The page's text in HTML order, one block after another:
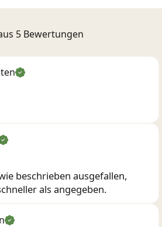
5 Bewertungen
beschrieben ausgefallen,
als angegeben.